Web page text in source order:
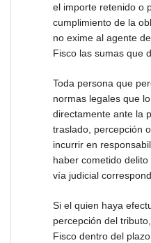
el importe retenido o
cumplimiento de la
no exime al agente
Fisco las sumas que
Toda persona que
normas legales que
directamente ante la
traslado, percepción
incurrir en
haber cometido
vía judicial
Si el quien haya
percepción del
Fisco dentro del